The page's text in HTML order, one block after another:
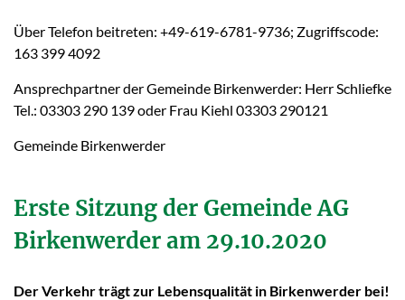
Über Telefon beitreten: +49-619-6781-9736; Zugriffscode:
163 399 4092
Ansprechpartner der Gemeinde Birkenwerder: Herr Schliefke
Tel.: 03303 290 139 oder Frau Kiehl 03303 290121
Gemeinde Birkenwerder
Erste Sitzung der Gemeinde AG
Birkenwerder am 29.10.2020
Der Verkehr trägt zur Lebensqualität in Birkenwerder bei!